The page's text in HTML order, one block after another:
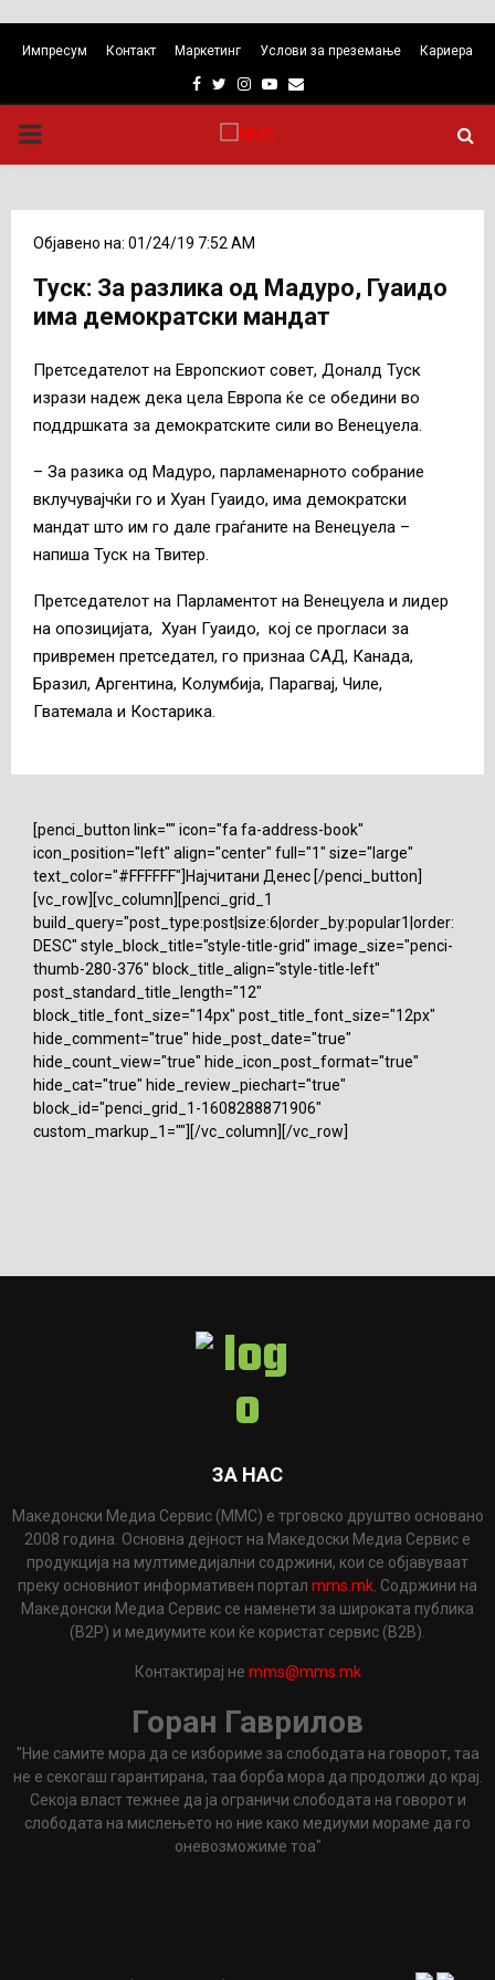
Импресум Контакт Маркетинг Услови за преземање Кариера
Facebook
TwitterInstagram
Youtube
Email
PRIMARY
Објавено на: 01/24/19 7:52 AM
Туск: За разлика од Мадуро, Гуаидо
има демократски мандат
Претседателот на Европскиот совет, Доналд Туск
изрази надеж дека цела Европа ќе се обедини во
поддршката за демократските сили во Венецуела.
– За разика од Мадуро, парламенарното собрание
вклучувајчќи го и Хуан Гуаидо, има демократски
мандат што им го дале граѓаните на Венецуела –
напиша Туск на Твитер.
Претседателот на Парламентот на Венецуела и лидер
на опозицијата, Хуан Гуаидо, кој се прогласи за
привремен претседател, го признаа САД, Канада,
Бразил, Аргентина, Колумбија, Парагвај, Чиле,
Гватемала и Костарика.
[penci_button link="" icon="fa fa-address-book"
icon_position="left" align="center" full="1" size="large"
text_color="#FFFFFF"]Најчитани Денес [/penci_button]
[vc_row][vc_column][penci_grid_1
build_query="post_type:post|size:6|order_by:popular1|order:
DESC" style_block_title="style-title-grid" image_size="penci-
thumb-280-376" block_title_align="style-title-left"
post_standard_title_length="12"
block_title_font_size="14px" post_title_font_size="12px"
hide_comment="true" hide_post_date="true"
hide_count_view="true" hide_icon_post_format="true"
hide_cat="true" hide_review_piechart="true"
block_id="penci_grid_1-1608288871906"
custom_markup_1=""][/vc_column][/vc_row]
ЗА НАС
Македонски Медиа Сервис (ММС) е трговско друштво основано
2008 година. Основна дејност на Македоски Медиа Сервис е
продукција на мултимедијални содржини, кои се објавуваат
преку основниот информативен портал mms.mk . Содржини на
Македонски Медиа Сервис се наменети за широката публика
(B2P) и медиумите кои ќе користат сервис (B2B).
Контактирај не mms@mms.mk
Горан Гаврилов
"Ние самите мора да се избориме за слободата на говорот, таа
не е секогаш гарантирана, таа борба мора да продолжи до крај.
Секоја власт тежнее да ја ограничи слободата на говорот и
слободата на мислењето но ние како медиуми мораме да го
оневозможиме тоа"